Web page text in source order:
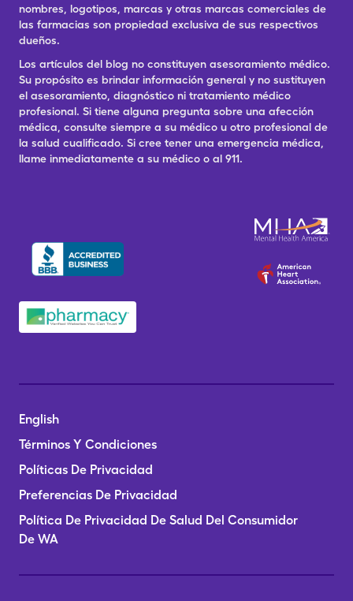
nombres, logotipos, marcas y otras marcas comerciales de
las farmacias son propiedad exclusiva de sus respectivos
dueños.
Los artículos del blog no constituyen asesoramiento médico.
Su propósito es brindar información general y no sustituyen
el asesoramiento, diagnóstico ni tratamiento médico
profesional. Si tiene alguna pregunta sobre una afección
médica, consulte siempre a su médico u otro profesional de
la salud cualificado. Si cree tener una emergencia médica,
llame inmediatamente a su médico o al 911.
English
Términos Y Condiciones
Políticas De Privacidad
Preferencias De Privacidad
Política De Privacidad De Salud Del Consumidor
De WA